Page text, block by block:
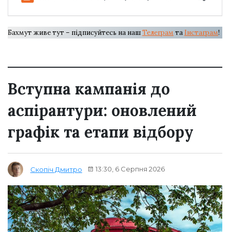
Бахмут живе тут – підписуйтесь на нашТелеграм та Інстаграм!
Вступна кампанія до
аспірантури: оновлений
графік та етапи відбору
Скопіч Дмитро 13:30, 6 Серпня 2026